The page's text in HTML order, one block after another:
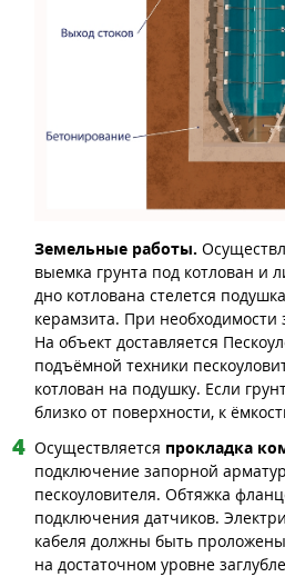
Земельные работы.
выемка грунта под котлован и
дно котлована стелется
керамзита. При
На объект доставляется
подъёмной техники
котлован на подушку. Если
близко от поверхности, к
Осуществляется прокладка
подключение запорной
пескоуловителя. Обтяжка
подключения датчиков.
кабеля должны быть
на достаточном уровне